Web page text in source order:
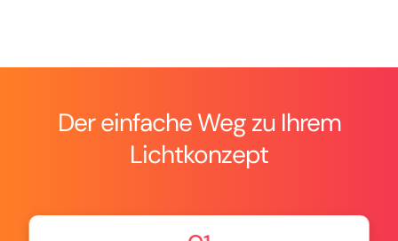
Der einfache Weg zu Ihrem
Lichtkonzept